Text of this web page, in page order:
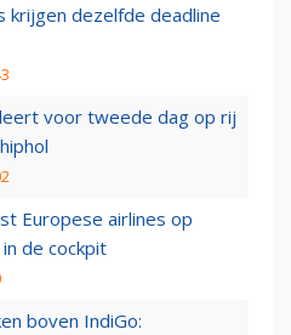
krijgen dezelfde deadline
voor tweede dag op rij
Europese airlines op
de cockpit
boven IndiGo: